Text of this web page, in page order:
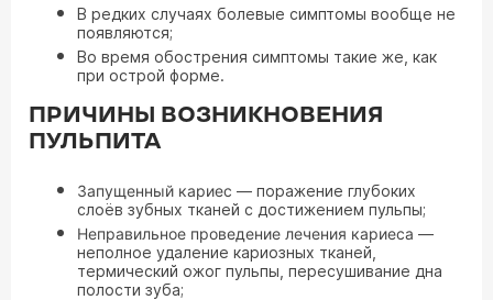
В редких случаях болевые симптомы вообще не
появляются;
Во время обострения симптомы такие же, как
при острой форме.
ПРИЧИНЫ ВОЗНИКНОВЕНИЯ
ПУЛЬПИТА
Запущенный кариес — поражение глубоких
слоёв зубных тканей с достижением пульпы;
Неправильное проведение лечения кариеса —
неполное удаление кариозных тканей,
термический ожог пульпы, пересушивание дна
полости зуба;